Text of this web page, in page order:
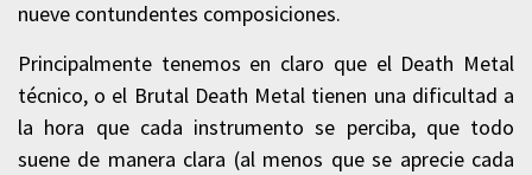
nueve contundentes composiciones.
Principalmente tenemos en claro que el Death Metal
técnico, o el Brutal Death Metal tienen una dificultad a
la hora que cada instrumento se perciba, que todo
suene de manera clara (al menos que se aprecie cada